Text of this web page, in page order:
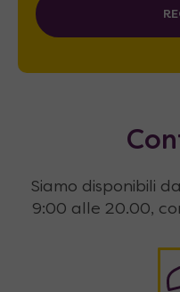
Siamo disponibili
9:00 alle 20.00,